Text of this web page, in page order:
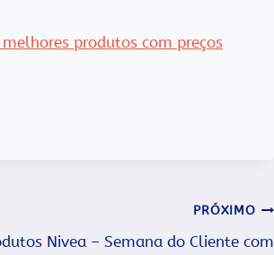
produtos com preços
PRÓXIMO
Nivea – Semana do Cliente com